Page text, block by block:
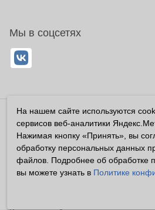
Мы в соцсетях
Владелец сайта ООО
Все права защищены ©2026
Информация, размещенная на
справочный характер, и не должна
посетителями сайта как публичная
На нашем сайте используются
сервисов веб-аналитики
Нажимая кнопку «Принять», вы
обработку персональных данных
файлов. Подробнее об обработке
вы можете узнать в Политике